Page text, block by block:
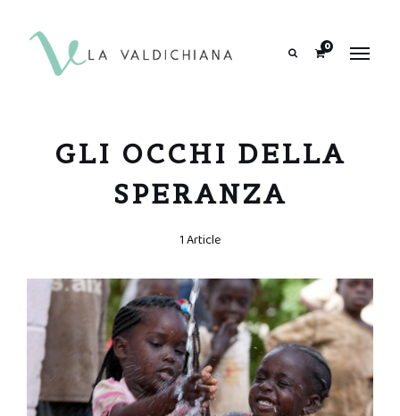
0
GLI OCCHI DELLA
SPERANZA
1 Article